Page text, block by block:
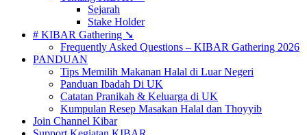
Sejarah
Stake Holder
# KIBAR Gathering ➘
Frequently Asked Questions – KIBAR Gathering 2026
PANDUAN
Tips Memilih Makanan Halal di Luar Negeri
Panduan Ibadah Di UK
Catatan Pranikah & Keluarga di UK
Kumpulan Resep Masakan Halal dan Thoyyib
Join Channel Kibar